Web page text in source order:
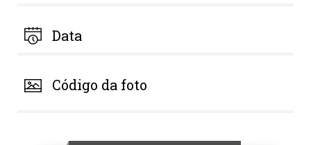
Data
Código da foto